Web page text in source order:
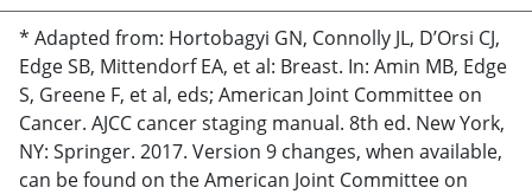
* Adapted from: Hortobagyi GN, Connolly JL, D’Orsi CJ,
Edge SB, Mittendorf EA, et al: Breast. In: Amin MB, Edge
S, Greene F, et al, eds; American Joint Committee on
Cancer. AJCC cancer staging manual. 8th ed. New York,
NY: Springer. 2017. Version 9 changes, when available,
can be found on the American Joint Committee on